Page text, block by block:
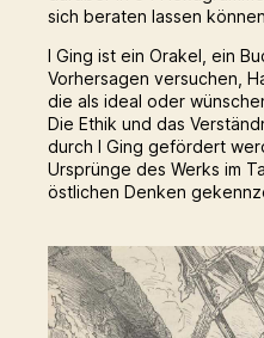
sich beraten lassen
I Ging ist ein Orakel, ein
Vorhersagen versuchen,
die als ideal oder
Die Ethik und das
durch I Ging gefördert
Ursprünge des Werks im
östlichen Denken